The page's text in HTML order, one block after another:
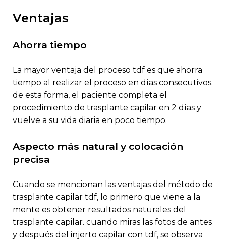
ventajas
ahorra tiempo
la mayor ventaja del proceso tdf es que ahorra
tiempo al realizar el proceso en días consecutivos.
de esta forma, el paciente completa el
procedimiento de trasplante capilar en 2 días y
vuelve a su vida diaria en poco tiempo.
aspecto más natural y colocación
precisa
cuando se mencionan las ventajas del método de
trasplante capilar tdf, lo primero que viene a la
mente es obtener resultados naturales del
trasplante capilar. cuando miras las fotos de antes
y después del injerto capilar con tdf, se observa